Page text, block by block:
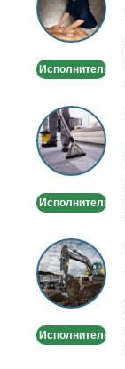
и
тела
Исполнитель
Химчистка
ковров
на
дому/
Исполнитель
Аренда
спецтехники
в
Москве
Исполнитель